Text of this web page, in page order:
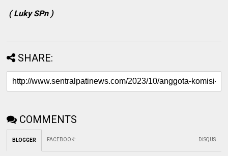
( Luky SPn )
SHARE:
COMMENTS
BLOGGER FACEBOOK: DISQUS